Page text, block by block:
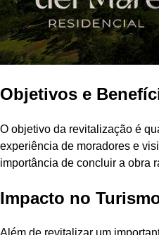
Objetivos e
O objetivo da revitalização é
experiência de moradores e
importância de concluir a obra
Impacto no